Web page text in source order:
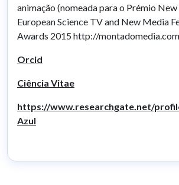
animação (nomeada para o Prémio
European Science TV and New Media
Awards 2015 http://
Orcid
Ciência Vitae
https://www.researchgate.net/
Azul